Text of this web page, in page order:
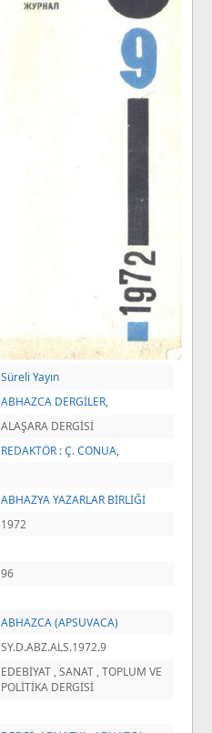
Süreli Yayın
ABHAZCA DERGİLER,
ALAŞARA DERGİSİ
REDAKTÖR : Ç. CONUA,
ABHAZYA YAZARLAR BİRLİĞİ
1972
96
ABHAZCA (APSUVACA)
SY.D.ABZ.ALS.1972.9
EDEBİYAT , SANAT , TOPLUM VE
POLİTİKA DERGİSİ